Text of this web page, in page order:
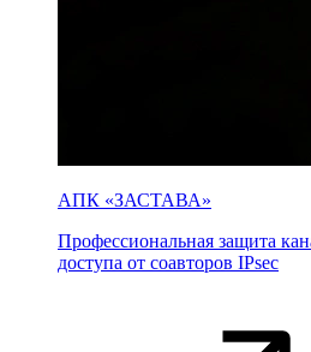
АПК «ЗАСТАВА»
Профессиональная защита
доступа от соавторов IPsec